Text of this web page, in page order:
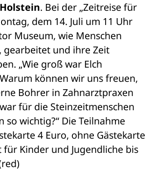
. Bei der „Zeitreise für
dem 14. Juli um 11 Uhr
Museum, wie Menschen
und ihre Zeit
„Wie groß war Elch
Warum können wir uns freuen,
Bohrer in Zahnarztpraxen
für die Steinzeitmenschen
so wichtig?“ Die Teilnahme
4 Euro, ohne Gästekarte
für Kinder und Jugendliche bis